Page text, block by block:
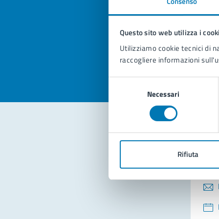
Questo sito web utilizza i
Utilizziamo cookie tecnici di
raccogliere informazioni
consenso
Necessari
Rifiuta